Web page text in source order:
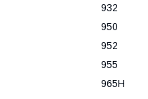
932
950
952
955
965H